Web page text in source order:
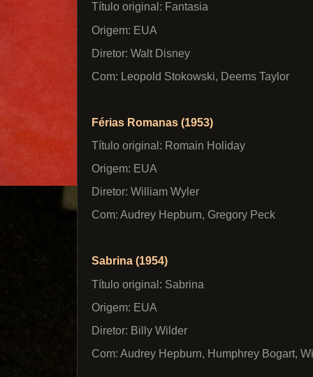
Título original: Fantasia
Origem: EUA
Diretor: Walt Disney
Com: Leopold Stokowski, Deems Taylor
Férias Romanas (1953)
Título original: Romain Holiday
Origem: EUA
Diretor: William Wyler
Com: Audrey Hepburn, Gregory Peck
Sabrina (1954)
Título original: Sabrina
Origem: EUA
Diretor: Billy Wilder
Com: Audrey Hepburn, Humphrey Bogart,